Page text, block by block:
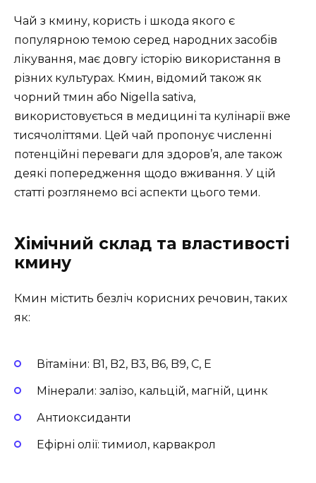
Чай з кмину, користь і шкода якого є
популярною темою серед народних засобів
лікування, має довгу історію використання в
різних культурах. Кмин, відомий також як
чорний тмин або Nigella sativa,
використовується в медицині та кулінарії вже
тисячоліттями. Цей чай пропонує численні
потенційні переваги для здоров’я, але також
деякі попередження щодо вживання. У цій
статті розглянемо всі аспекти цього теми.
Хімічний склад та властивості
кмину
Кмин містить безліч корисних речовин, таких
як:
Вітаміни: B1, B2, B3, B6, B9, C, E
Мінерали: залізо, кальцій, магній, цинк
Антиоксиданти
Ефірні олії: тимиол, карвакрол